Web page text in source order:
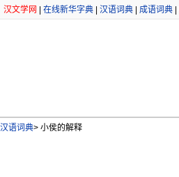
汉文学网 在线新华字典 汉语词典 成语词典
汉语词典> 小侯的解释